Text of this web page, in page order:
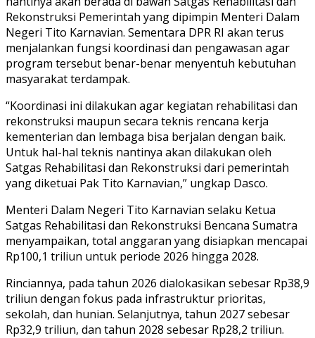
Rekonstruksi Pemerintah yang dipimpin Menteri Dalam
Negeri Tito Karnavian. Sementara DPR RI akan terus
menjalankan fungsi koordinasi dan pengawasan agar
program tersebut benar-benar menyentuh kebutuhan
masyarakat terdampak.
“Koordinasi ini dilakukan agar kegiatan rehabilitasi dan
rekonstruksi maupun secara teknis rencana kerja
kementerian dan lembaga bisa berjalan dengan baik.
Untuk hal-hal teknis nantinya akan dilakukan oleh
Satgas Rehabilitasi dan Rekonstruksi dari pemerintah
yang diketuai Pak Tito Karnavian,” ungkap Dasco.
Menteri Dalam Negeri Tito Karnavian selaku Ketua
Satgas Rehabilitasi dan Rekonstruksi Bencana Sumatra
menyampaikan, total anggaran yang disiapkan mencapai
Rp100,1 triliun untuk periode 2026 hingga 2028.
Rinciannya, pada tahun 2026 dialokasikan sebesar Rp38,9
triliun dengan fokus pada infrastruktur prioritas,
sekolah, dan hunian. Selanjutnya, tahun 2027 sebesar
Rp32,9 triliun, dan tahun 2028 sebesar Rp28,2 triliun.